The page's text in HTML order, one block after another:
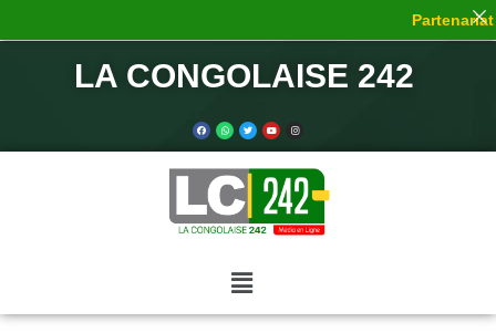
LA CONGOLAISE 242
Partenariat